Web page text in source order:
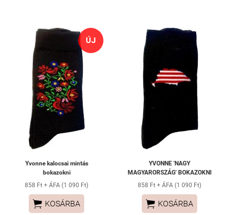
ÚJ
Yvonne kalocsai mintás
bokazokni
858 Ft + ÁFA (1 090 Ft)
 KOSÁRBA
YVONNE 'NAGY
MAGYARORSZÁG' BOKAZOKNI
858 Ft + ÁFA (1 090 Ft)
 KOSÁRBA